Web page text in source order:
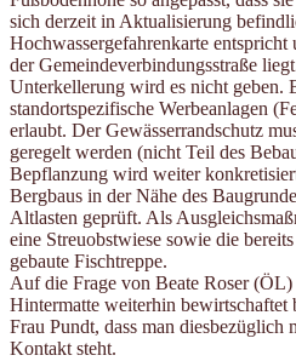
sich derzeit in Aktualisierung
Hochwassergefahrenkarte
der Gemeindeverbindungsstraße
Unterkellerung wird es nicht geben.
standortspezifische Werbeanlagen
erlaubt. Der Gewässerrandschutz
geregelt werden (nicht Teil des
Bepflanzung wird weiter
Bergbaus in der Nähe des
Altlasten geprüft. Als
eine Streuobstwiese sowie die
gebaute Fischtreppe.
Auf die Frage von Beate Roser
Hintermatte weiterhin
Frau Pundt, dass man diesbezüglich
Kontakt steht.